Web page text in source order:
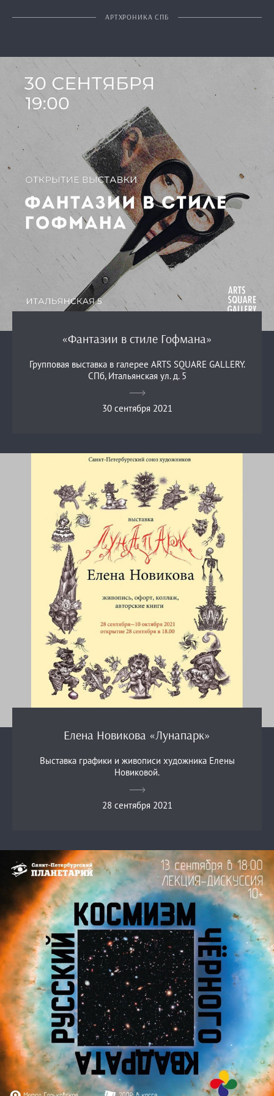
АРТХРОНИКА СПБ
«Фантазии в стиле Гофмана»
Групповая выставка в галерее ARTS SQUARE GALLERY.
СПб, Итальянская ул. д. 5
30 сентября 2021
Елена Новикова «Лунапарк»
Выставка графики и живописи художника Елены
Новиковой.
28 сентября 2021